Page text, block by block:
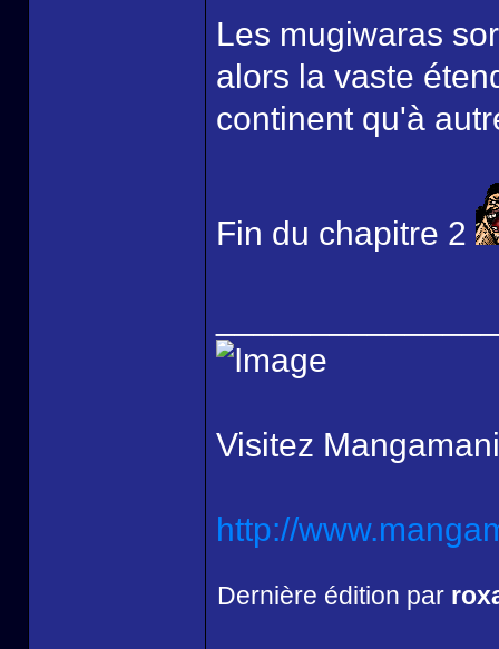
Les mugiwaras
alors la vaste
continent qu'à
Fin du chapitre 2
Visitez
http://
Dernière édition par